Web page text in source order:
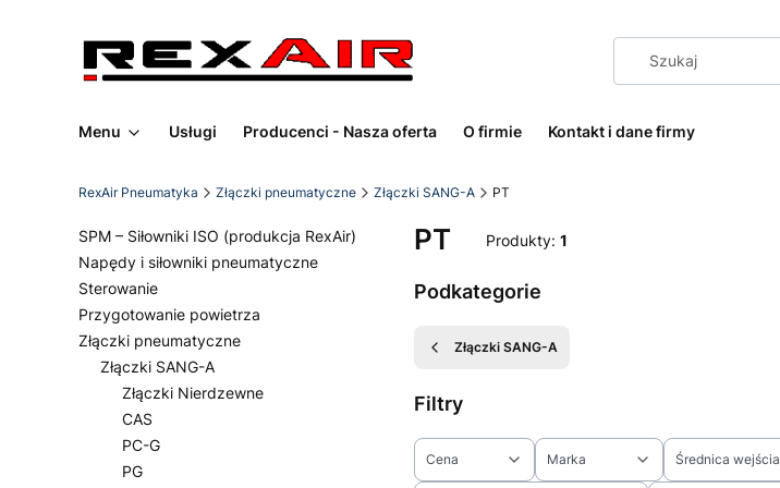
Menu Usługi Producenci - Nasza oferta O firmie Kontakt i dane firmy
RexAir Pneumatyka Złączki pneumatyczne Złączki SANG-A PT
SPM – Siłowniki ISO (produkcja RexAir)
Napędy i siłowniki pneumatyczne
Sterowanie
Przygotowanie powietrza
Złączki pneumatyczne
Złączki SANG-A
Złączki Nierdzewne
CAS
PC-G
PG
PT Produkty: 1
Podkategorie
Złączki SANG-A
Filtry
Cena Marka Średnica wejścia